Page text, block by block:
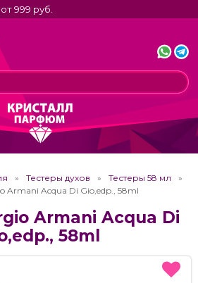
999 руб.
Тестеры духов
Тестеры 58 мл
Armani Acqua Di Gio,edp., 58ml
Armani Acqua Di
58ml